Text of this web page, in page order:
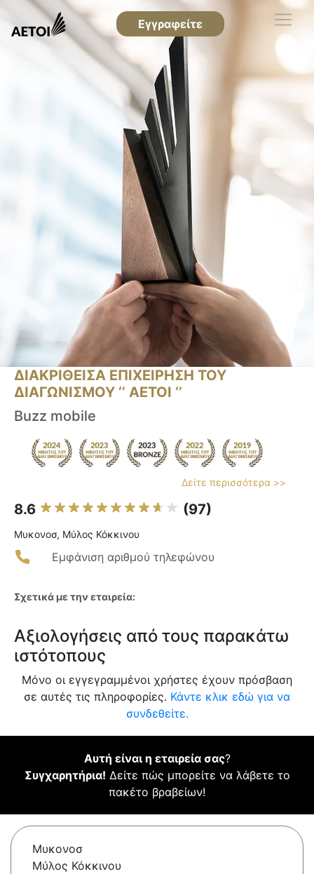
Εγγραφείτε
ΔΙΑΚΡΙΘΕΙΣΑ ΕΠΙΧΕΙΡΗΣΗ ΤΟΥ
ΔΙΑΓΩΝΙΣΜΟΥ ‘’ ΑΕΤΟΙ ‘’
Buzz mobile
Δείτε περισσότερα >>
8.6 (97)
Μυκονοσ, Μύλος Κόκκινου
Εμφάνιση αριθμού τηλεφώνου
Σχετικά με την εταιρεία:
Αξιολογήσεις από τους παρακάτω
ιστότοπους
Μόνο οι εγγεγραμμένοι χρήστες έχουν πρόσβαση
σε αυτές τις πληροφορίες. Κάντε κλικ εδώ για να
συνδεθείτε.
Αυτή είναι η εταιρεία σας?
Συγχαρητήρια! Δείτε πώς μπορείτε να λάβετε το
πακέτο βραβείων!
Μυκονοσ
Μύλος Κόκκινου